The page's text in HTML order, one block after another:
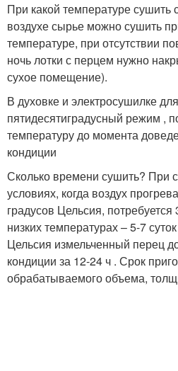
При какой температуре сушить
воздухе сырье можно сушить
температуре, при отсутствии
ночь лотки с перцем нужно
сухое помещение).
В духовке и электросушилке
пятидесятиградусный режим ,
температуру до момента
кондиции
Сколько времени сушить? При
условиях, когда воздух
градусов Цельсия,
низких температурах – 5-7
Цельсия измельченный перец
кондиции за 12-24 ч . Срок
обрабатываемого объема,